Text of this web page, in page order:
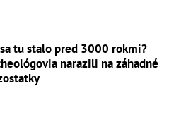
tu stalo pred 3000 rokmi?
narazili na záhadné